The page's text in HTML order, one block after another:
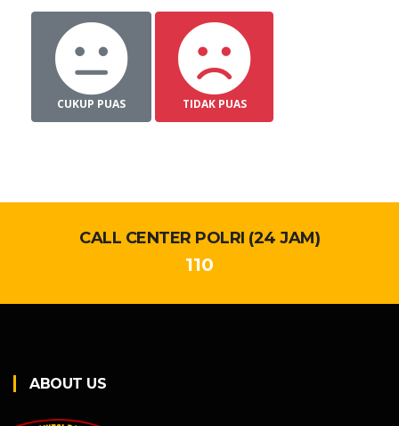
CUKUP PUAS TIDAK PUAS
CALL CENTER POLRI (24 JAM)
110
ABOUT US